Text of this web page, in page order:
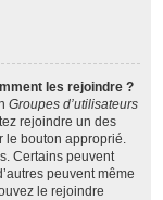
les rejoindre ?
Groupes d’utilisateurs
rejoindre un des
le bouton approprié.
Certains peuvent
peuvent même
le rejoindre